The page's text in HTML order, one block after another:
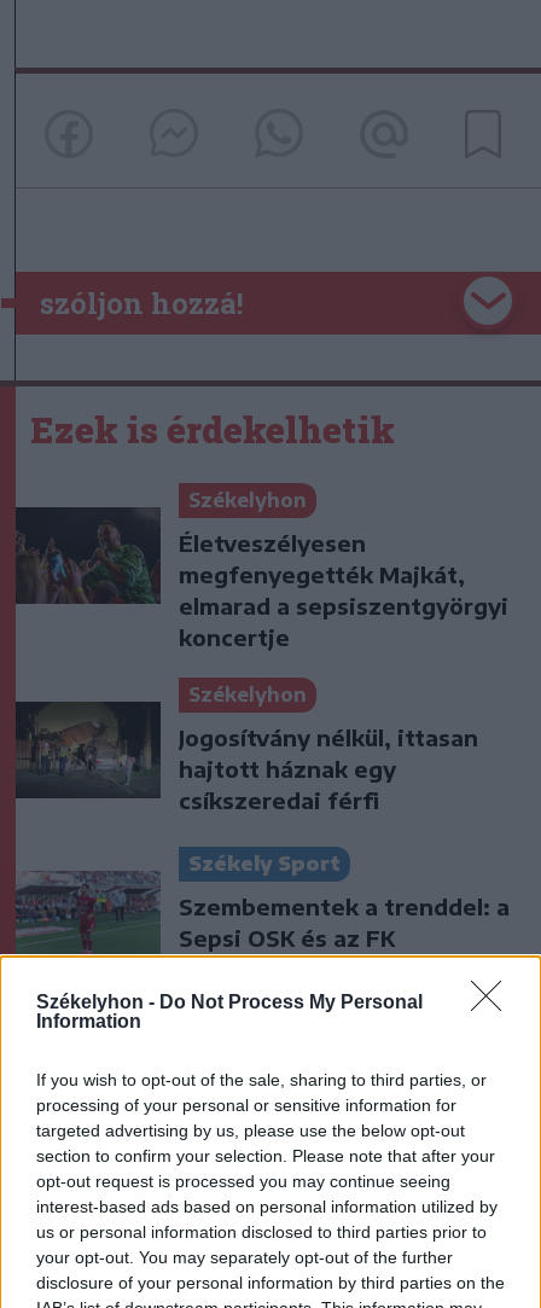
Székelyhon - Do Not Process My Personal
Information
If you wish to opt-out of the sale, sharing to third parties, or
processing of your personal or sensitive information for
targeted advertising by us, please use the below opt-out
section to confirm your selection. Please note that after your
opt-out request is processed you may continue seeing
interest-based ads based on personal information utilized by
us or personal information disclosed to third parties prior to
your opt-out. You may separately opt-out of the further
disclosure of your personal information by third parties on the
szóljon hozzá!
Ezek is érdekelhetik
Székelyhon
Életveszélyesen
megfenyegették Majkát,
elmarad a sepsiszentgyörgyi
koncertje
Székelyhon
Jogosítvány nélkül, ittasan
hajtott háznak egy
csíkszeredai férfi
Székely Sport
Szembementek a trenddel: a
Sepsi OSK és az FK
Szuperligában
Majka életveszélyes
fenyegetés miatt lemondta
erdélyi koncertjét
Székely Sport
Ősszel új elnököt választ a
Hargita megyei